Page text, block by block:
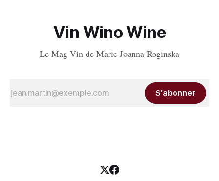
Vin Wino Wine
Le Mag Vin de Marie Joanna Roginska
S'abonner